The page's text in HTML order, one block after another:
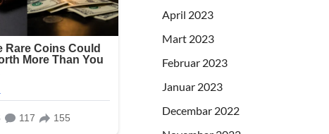
April 2023
Mart 2023
Februar 2023
Januar 2023
Decembar 2022